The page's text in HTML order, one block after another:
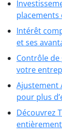
Intérêt
et ses
Contrôle
votre
Ajustement
pour plus
Découvrez